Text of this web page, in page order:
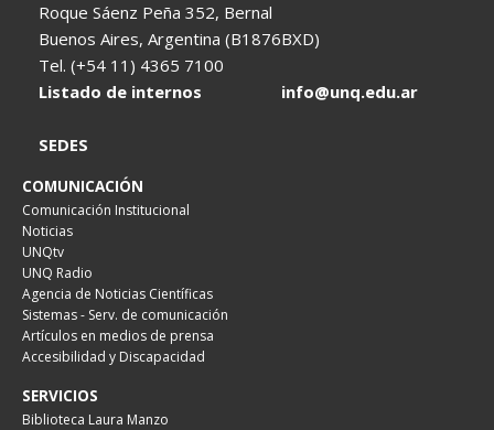
Roque Sáenz Peña 352, Bernal
Buenos Aires, Argentina (B1876BXD)
Tel. (+54 11) 4365 7100
Listado de internos
info@unq.edu.ar
SEDES
COMUNICACIÓN
Comunicación Institucional
Noticias
UNQtv
UNQ Radio
Agencia de Noticias Científicas
Sistemas - Serv. de comunicación
Artículos en medios de prensa
Accesibilidad y Discapacidad
SERVICIOS
Biblioteca Laura Manzo